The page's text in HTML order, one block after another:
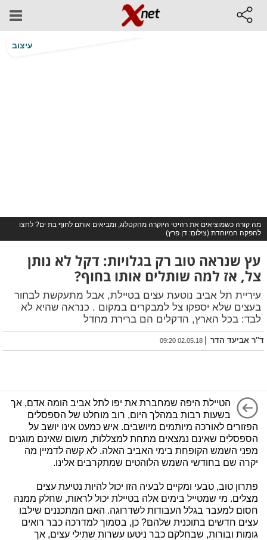
עיצוב
מה קורה כשמוציאים את רהיטי היוקרה מהקטלוג, ומביאים אותם לחוף בת ים? לחצו
להפקה המיוחדת (צילום: דן פרץ)
עץ שנראה טוב רק בגלויות: דקל לא נותן
צל, אז למה שותלים אותו בחוף?
עיריית תל אביב נוטעת עצים בטיילת, אבל מתעקשת לבחור
בעצים שלא יספקו צל למבקרים במקום . כנראה שהיא לא
לבד: בכל הארץ, הדקלים הם ברירת מחדל
ד''ר אביעד הדר |
02.05.18 09:20
הטיילת היפה שמחברת את יפו לתל אביב הומה אדם, אך
בשעות רבות במהלך היום, רוב מוחלט של הספסלים
הפזורים לאורכה מיותמים מיושבים. איש כמעט אינו יושב על
הספסלים שאינם נמצאים מתחת למצללות, משום שאינם מוגנים
מפני השמש הקופחת בימי האביב האלה. לא קשה לדמיין מה
יקרה שם בחודשי השמש הלוהטים שמתקרבים אלינו.
פתרון טוב, טבעי ומקיים לבעיה הזו יכול להיות נטיעת עצים
מצלים. מי שמטייל בימים אלה בטיילת יכול לראות, שחלק ממנה
חסום למעבר בגלל העבודות לשדרוגה. האם המתכננים שילבו
עצים חדשים בתוכנית שלהם? כן, בסמוך למדרכה כבר רואים
גומות ובורות, שבחלקם כבר ניטעו עשרות שתילי עצים, אך